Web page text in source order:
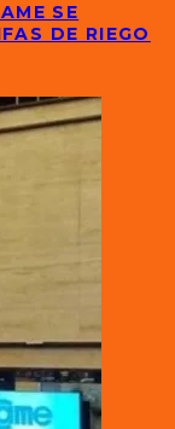
SE
DE RIEGO